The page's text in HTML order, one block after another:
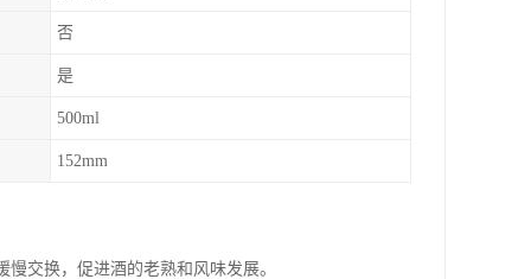
否
是
500ml
152mm
交换，促进酒的老熟和风味发展。